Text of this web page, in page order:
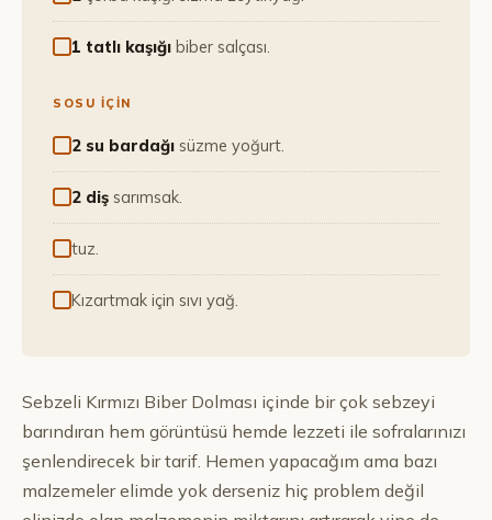
1 tatlı kaşığı biber salçası.
SOSU IÇIN
2 su bardağı süzme yoğurt.
2 diş sarımsak.
tuz.
Kızartmak için sıvı yağ.
Sebzeli Kırmızı Biber Dolması içinde bir çok sebzeyi
barındıran hem görüntüsü hemde lezzeti ile sofralarınızı
şenlendirecek bir tarif. Hemen yapacağım ama bazı
malzemeler elimde yok derseniz hiç problem değil